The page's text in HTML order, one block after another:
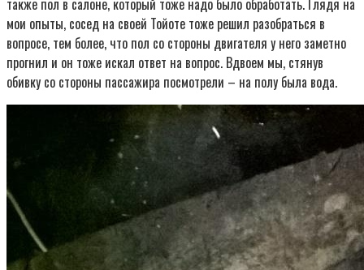
также пол в салоне, который тоже надо было обработать. Глядя на
мои опыты, сосед на своей Тойоте тоже решил разобраться в
вопросе, тем более, что пол со стороны двигателя у него заметно
прогнил и он тоже искал ответ на вопрос. Вдвоем мы, стянув
обивку со стороны пассажира посмотрели – на полу была вода.